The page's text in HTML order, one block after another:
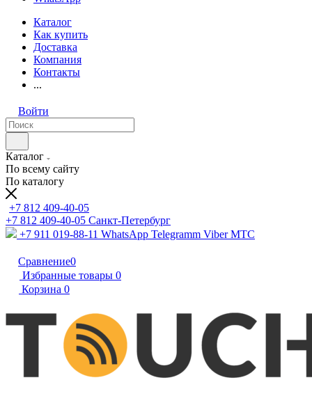
Каталог
Как купить
Доставка
Компания
Контакты
...
Войти
Каталог
По всему сайту
По каталогу
+7 812 409-40-05
+7 812 409-40-05 Санĸт-Петербург
+7 911 019-88-11 WhatsApp Telegramm Viber МТС
Сравнение0
Избранные товары 0
Корзина 0